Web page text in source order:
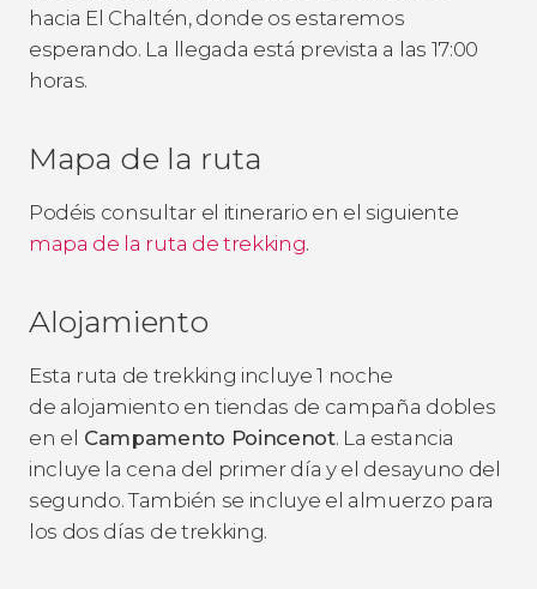
hacia El Chaltén, donde os estaremos
esperando. La llegada está prevista a las 17:00
horas.
Mapa de la ruta
Podéis consultar el itinerario en el siguiente
mapa de la ruta de trekking.
Alojamiento
Esta ruta de trekking incluye 1 noche
de alojamiento en tiendas de campaña dobles
en el Campamento Poincenot. La estancia
incluye la cena del primer día y el desayuno del
segundo. También se incluye el almuerzo para
los dos días de trekking.